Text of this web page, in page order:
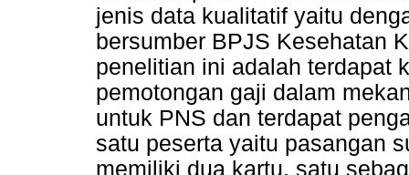
jenis data kualitatif yaitu
bersumber BPJS Kesehatan
penelitian ini adalah terdapat
pemotongan gaji dalam
untuk PNS dan terdapat
satu peserta yaitu pasangan
memiliki dua kartu, satu